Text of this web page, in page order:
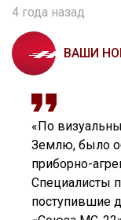
4 года назад
ВАШИ
«По
Землю, было
приборно-
Специалисты
поступившие